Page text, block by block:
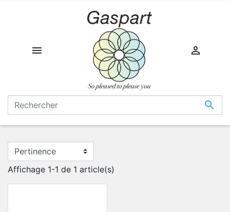



Affichage 1-1 de 1 article(s)